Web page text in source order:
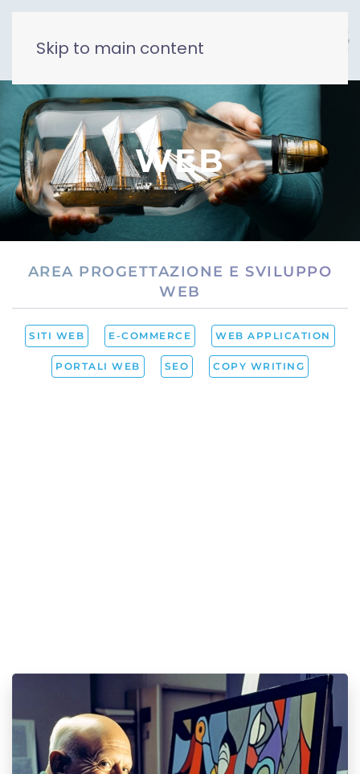
Skip to main content
WEB
AREA PROGETTAZIONE E SVILUPPO
WEB
SITI WEB E-COMMERCE WEB APPLICATION
PORTALI WEB SEO COPY WRITING